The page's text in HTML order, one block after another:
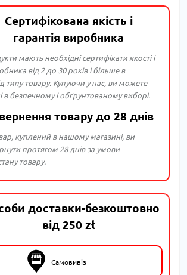
Сертифікована якість і
гарантія виробника
мають необхідні сертифікати якості і
від 2 до 30 років і більше в
типу товару. Купуючи у нас, ви можете
в безпечному і обґрунтованому виборі.
товару до 28 днів
куплений в нашому магазині, ви
протягом 28 днів за умови
товару.
доставки-безкоштовно
від 250 zł
Самовивіз